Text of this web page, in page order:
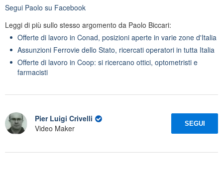
Segui Paolo su Facebook
Leggi di più sullo stesso argomento da Paolo Biccari:
Offerte di lavoro in Conad, posizioni aperte in varie zone d'Italia
Assunzioni Ferrovie dello Stato, ricercati operatori in tutta Italia
Offerte di lavoro in Coop: si ricercano ottici, optometristi e
farmacisti
Pier Luigi Crivelli
Video Maker
SEGUI